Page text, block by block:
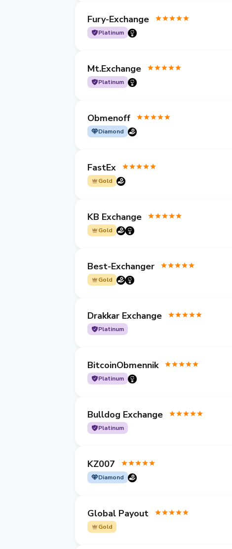
Fury-Exchange
Platinum
Mt.Exchange
Platinum
Obmenoff
Diamond
FastEx
Gold
KB Exchange
Gold
Best-Exchanger
Gold
Drakkar Exchange
Platinum
BitcoinObmennik
Platinum
Bulldog Exchange
Platinum
KZ007
Diamond
Global Payout
Gold